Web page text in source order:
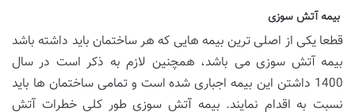
بیمه آتش سوزی
قطعا یکی از اصلی ترین بیمه هایی که هر ساختمان باید داشته باشد
بیمه آتش سوزی می باشد، همچنین لازم به ذکر است در سال
1400 داشتن این بیمه اجباری شده است و تمامی ساختمان ها باید
نسبت به اقدام نمایند. بیمه آتش سوزی طور کلی خطرات آتش